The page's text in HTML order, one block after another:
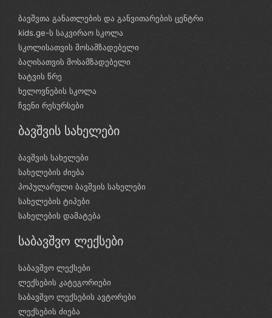
ბავშვთა განათლების და განვითარების ცენტრი
kids.ge-ს საკვირაო სკოლა
სკოლისათვის მოსამზადებელი
ბაღისათვის მოსამზადებელი
ხატვის წრე
ხელოვნების სკოლა
ჩვენი რესურსები
ბავშვის სახელები
ბავშვის სახელები
სახელების ძიება
პოპულარული ბავშვის სახელები
სახელების ტიპები
სახელების დამატება
საბავშვო ლექსები
საბავშვო ლექსები
ლექსების კატეგორიები
საბავშვო ლექსების ავტორები
ლექსების ძიება